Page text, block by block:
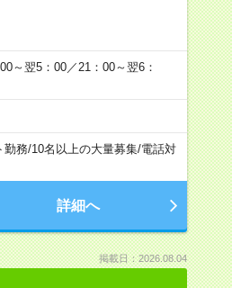
～翌5：00／21：00～翌6：
勤務/10名以上の大量募集/電話対
詳細へ
掲載日：2026.08.04